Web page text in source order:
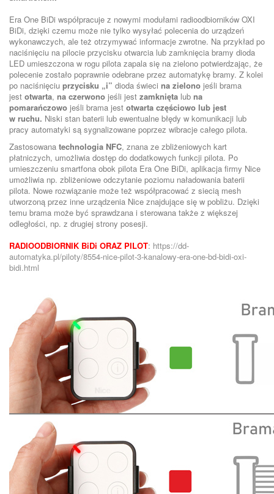
Era One BiDi współpracuje z nowymi modułami radioodbiorników OXI
BiDi, dzięki czemu może nie tylko wysyłać polecenia do urządzeń
wykonawczych, ale też otrzymywać informacje zwrotne. Na przykład po
naciśnięciu na pilocie przycisku otwarcia lub zamknięcia bramy dioda
LED umieszczona w rogu pilota zapala się na zielono potwierdzając, że
polecenie zostało poprawnie odebrane przez automatykę bramy. Z kolei
po naciśnięciu przycisku „i” dioda świeci na zielono jeśli brama
jest otwarta, na czerwono jeśli jest zamknięta lub na
pomarańczowo jeśli brama jest otwarta częściowo lub jest
w ruchu. Niski stan baterii lub ewentualne błędy w komunikacji lub
pracy automatyki są sygnalizowane poprzez wibracje całego pilota.
Zastosowana technologia NFC, znana ze zbliżeniowych kart
płatniczych, umożliwia dostęp do dodatkowych funkcji pilota. Po
umieszczeniu smartfona obok pilota Era One BiDi, aplikacja firmy Nice
umożliwia np. zbliżeniowe odczytanie poziomu naładowania baterii
pilota. Nowe rozwiązanie może też współpracować z siecią mesh
utworzoną przez inne urządzenia Nice znajdujące się w pobliżu. Dzięki
temu brama może być sprawdzana i sterowana także z większej
odległości, np. z drugiej strony posesji.
RADIOODBIORNIK BiDi ORAZ PILOT: https://dd-
automatyka.pl/piloty/8554-nice-pilot-3-kanalowy-era-one-bd-bidi-oxi-
bidi.html